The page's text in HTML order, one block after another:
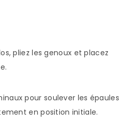
pliez les genoux et placez
pour soulever les épaules
en position initiale.